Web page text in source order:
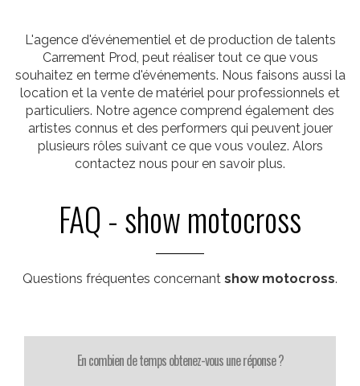
L'agence d'événementiel et de production de talents
Carrement Prod, peut réaliser tout ce que vous
souhaitez en terme d'événements. Nous faisons aussi la
location et la vente de matériel pour professionnels et
particuliers. Notre agence comprend également des
artistes connus et des performers qui peuvent jouer
plusieurs rôles suivant ce que vous voulez. Alors
contactez nous pour en savoir plus.
FAQ - show motocross
Questions fréquentes concernant show motocross.
En combien de temps obtenez-vous une réponse ?